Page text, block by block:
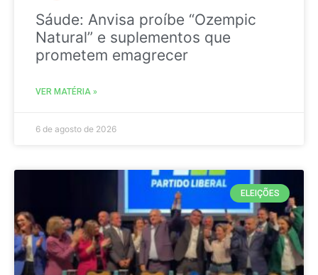
Sáude: Anvisa proíbe “Ozempic
Natural” e suplementos que
prometem emagrecer
VER MATÉRIA »
6 de agosto de 2026
ELEIÇÕES